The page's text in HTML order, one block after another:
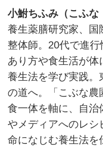
小鮒ちふみ（こふな
養生薬膳研究家、国
整体師。20代で進
あり方や食生活が体
養生法を学び実践。
の道へ。「こぶな農
食一体を軸に、自治
やメディアへのレシ
命になじむ養生法を